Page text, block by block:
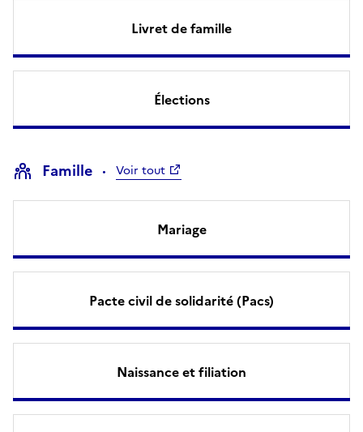
Livret de famille
Élections
Famille Voir tout
Mariage
Pacte civil de solidarité (Pacs)
Naissance et filiation